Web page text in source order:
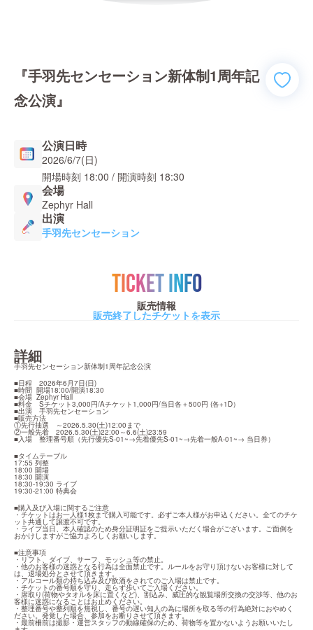
『手羽先センセーション新体制1周年記
念公演』
公演日時
2026/6/7(日)
開場時刻 18:00 / 開演時刻 18:30
会場
Zephyr Hall
出演
手羽先センセーション
TICKET INFO
販売情報
販売終了したチケットを表示
詳細
手羽先センセーション新体制1周年記念公演
■日程　2026年6月7日(日)
■時間  開場18:00/開演18:30
■会場  Zephyr Hall
■料金　Sチケット3,000円/Aチケット1,000円/当日各＋500円 (各+1D）
■出演　手羽先センセーション
■販売方法
①先行抽選　～2026.5.30(土)12:00まで
②一般先着　2026.5.30(土)22:00～6.6(土)23:59
■入場　整理番号順（先行優先S-01~→先着優先S-01~→先着一般A-01~→ 当日券）
■タイムテーブル
17:55 列整
18:00 開場
18:30 開演
18:30-19:30 ライブ
19:30-21:00 特典会
■購入及び入場に関するご注意
・チケットはお一人様1枚まで購入可能です。必ずご本人様がお申込ください。全てのチケ
ット共通して譲渡不可です。
・ライブ当日、本人確認のため身分証明証をご提示いただく場合がございます。ご面倒を
おかけしますがご協力よろしくお願いします。
■注意事項
・リフト、ダイブ、サーフ、モッシュ等の禁止。
・他のお客様の迷惑となる行為は全面禁止です。ルールをお守り頂けないお客様に対して
は、退場処分とさせて頂きます。
・アルコール類の持ち込み及び飲酒をされてのご入場は禁止です。
・チケットの番号順を守り、走らず歩いてご入場ください。
・席取り(荷物やタオルを床に置くなど)、割込み、威圧的な観覧場所交換の交渉等、他のお
客様に迷惑になることはお止めください。
・整理番号や整列順を無視し、番号の遅い知人の為に場所を取る等の行為絶対におやめく
ださい。発覚した場合、参加をお断りさせて頂きます。
・最前柵前は撮影・運営スタッフの動線確保のため、荷物等を置かないようお願いいたし